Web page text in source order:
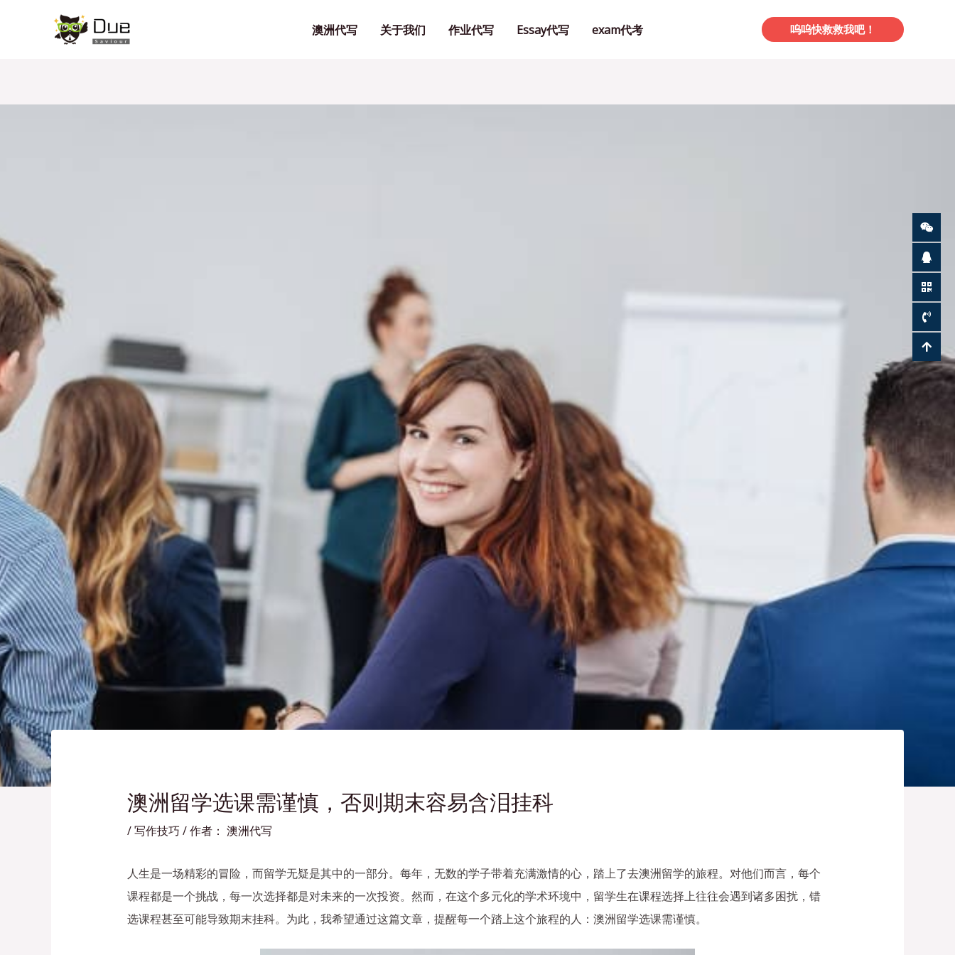
澳洲代写 关于我们 作业代写 Essay代写 exam代考 呜呜快救救我吧！
澳洲留学选课需谨慎，否则期末容易含泪挂科
/写作技巧 / 作者： 澳洲代写
人生是一场精彩的冒险，而留学无疑是其中的一部分。每年，无数的学子带着充满激情的心，踏上了去澳洲留学的旅程。对他们而言，每个
课程都是一个挑战，每一次选择都是对未来的一次投资。然而，在这个多元化的学术环境中，留学生在课程选择上往往会遇到诸多困扰，错
选课程甚至可能导致期末挂科。为此，我希望通过这篇文章，提醒每一个踏上这个旅程的人：澳洲留学选课需谨慎。
navigation